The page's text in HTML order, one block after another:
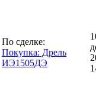
По сделке:
Покупка: Дрель
ИЭ1505ДЭ